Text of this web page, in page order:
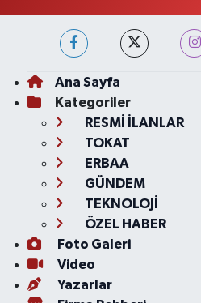
Ana Sayfa
Kategoriler
RESMİ İLANLAR
TOKAT
ERBAA
GÜNDEM
TEKNOLOJİ
ÖZEL HABER
Foto Galeri
Video
Yazarlar